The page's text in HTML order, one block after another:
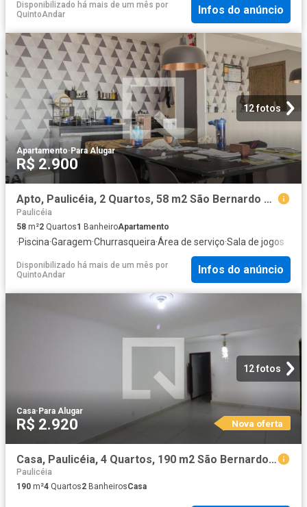
Disponibilizado há mais de um mês por
QuintoAndar
Infos do anúncio
12 fotos
Apartamento· Para Alugar
R$ 2.900
Apto, Paulicéia, 2 Quartos, 58 m2 São Bernardo do Campo
Paulicéia
58 m²2 Quartos1 BanheiroApartamento
·Piscina·Garagem·Churrasqueira·Área de serviço·Sala de jogos
Disponibilizado há mais de um mês por
QuintoAndar
Infos do anúncio
12 fotos
Casa·Para Alugar
R$ 2.920 Nova oferta
Casa, Paulicéia, 4 Quartos, 190 m2 São Bernardo do Campo
Paulicéia
190 m²4 Quartos2 BanheirosCasa